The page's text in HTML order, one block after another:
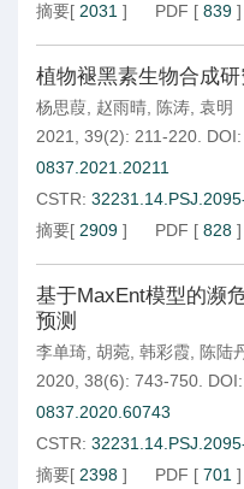
摘要[ 2031 ] PDF [ 839 ]
植物褪黑素生物合成
杨思葭 赵雨晴 陈涛 袁明
2021, 39(2): 211-220. DOI:
0837.2021.20211
CSTR:
摘要[ 2909 ] PDF [ 828 ]
基于MaxEnt模型的濒
预测
李单琦 胡菀 韩彩霞 陈陆
2020, 38(6): 743-750. DOI:
0837.2020.60743
CSTR:
摘要[ 2398 ] PDF [ 701 ]